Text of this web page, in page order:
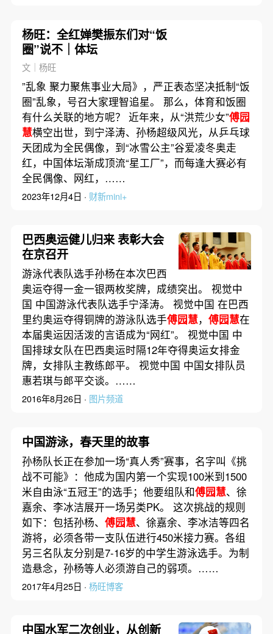
杨旺：全红婵樊振东们对“饭
圈”说不｜体坛
文｜杨旺
”乱象 聚力聚焦事业大局》，严正表态坚决抵制“饭
圈”乱象，号召大家理智追星。 那么，体育和饭圈
有什么关联的地方呢？ 近年来，从“洪荒少女”傅园
慧横空出世，到宁泽涛、孙杨超级风光，从乒乓球
天团成为全民偶像，到“冰雪公主”谷爱凌冬奥走
红，中国体坛渐成顶流“星工厂”，而每逢大赛必有
全民偶像、网红，……
2023年12月4日 · 财新mini+
巴西奥运健儿归来 表彰大会
在京召开
游泳代表队选手孙杨在本次巴西
奥运夺得一金一银两枚奖牌，成绩突出。 视觉中
国 中国游泳代表队选手宁泽涛。 视觉中国 在巴西
里约奥运夺得铜牌的游泳队选手傅园慧， 傅园慧在
本届奥运因活泼的言语成为“网红”。 视觉中国 中
国排球女队在巴西奥运时隔12年夺得奥运女排金
牌，女排队主教练郎平。 视觉中国 中国女排队员
惠若琪与郎平交谈。……
2016年8月26日 · 图片频道
中国游泳，春天里的故事
孙杨队长正在参加一场“真人秀”赛事，名字叫《挑
战不可能》：他成为国内第一个实现100米到1500
米自由泳“五冠王”的选手；他要组队和傅园慧、徐
嘉余、李冰洁展开一场另类PK。 这次挑战的规则
如下：包括孙杨、 傅园慧、徐嘉余、李冰洁等四名
游将，必须各带一支队伍进行450米接力赛。各组
另三名队友分别是7-16岁的中学生游泳选手。为制
造悬念，孙杨等人必须游自己的弱项。……
2017年4月25日 · 杨旺博客
中国水军二次创业，从创新